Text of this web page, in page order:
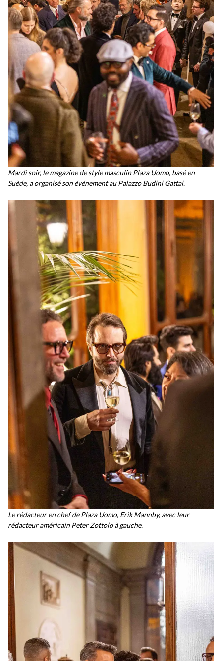
Mardi soir, le magazine de style masculin Plaza Uomo, basé en
Suède, a organisé son événement au Palazzo Budini Gattai.
Le rédacteur en chef de Plaza Uomo, Erik Mannby, avec leur
rédacteur américain Peter Zottolo à gauche.